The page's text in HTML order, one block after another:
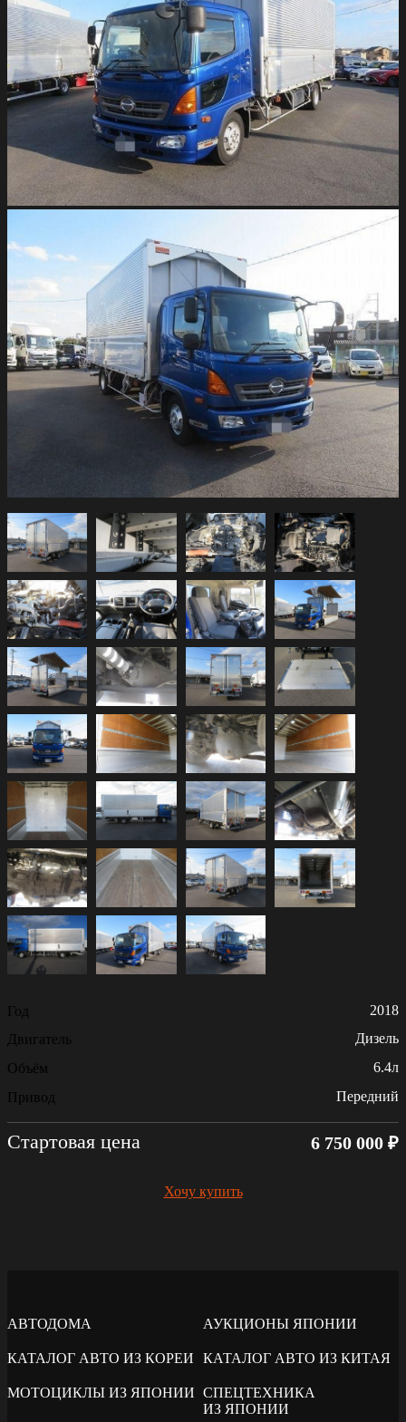
Год
2018
Двигатель
Дизель
Объём
6.4л
Привод
Передний
Стартовая цена 6 750 000 ₽
Хочу купить
АВТОДОМА АУКЦИОНЫ ЯПОНИИ
КАТАЛОГ АВТО ИЗ КОРЕИ КАТАЛОГ АВТО ИЗ КИТАЯ
МОТОЦИКЛЫ ИЗ ЯПОНИИ СПЕЦТЕХНИКА
ИЗ ЯПОНИИ